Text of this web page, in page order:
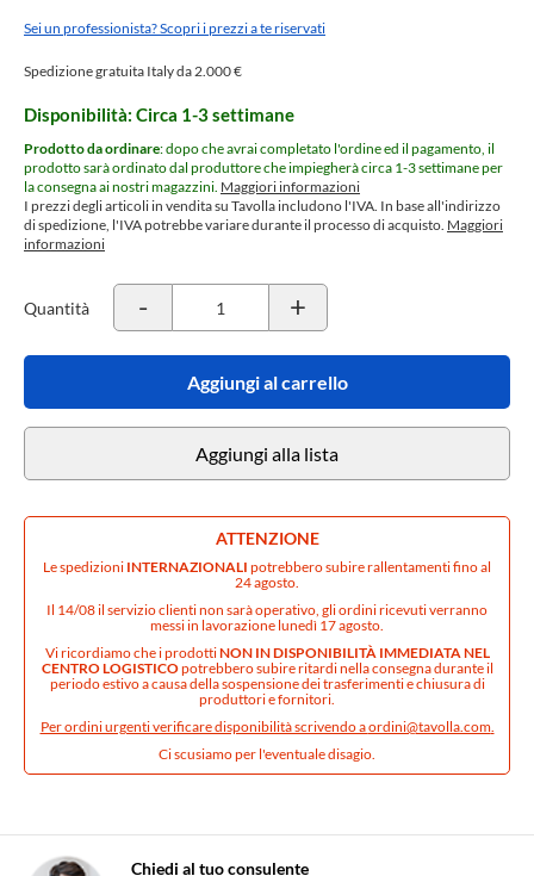
Sei un professionista? Scopri i prezzi a te riservati
Spedizione gratuita Italy da 2.000 €
Disponibilità: Circa 1-3 settimane
Prodotto da ordinare: dopo che avrai completato l'ordine ed il pagamento, il
prodotto sarà ordinato dal produttore che impiegherà circa 1-3 settimane per
la consegna ai nostri magazzini. Maggiori informazioni
I prezzi degli articoli in vendita su Tavolla includono l'IVA. In base all'indirizzo
di spedizione, l'IVA potrebbe variare durante il processo di acquisto. Maggiori
informazioni
Quantità - +
Aggiungi al carrello
Aggiungi alla lista
ATTENZIONE
Le spedizioni INTERNAZIONALI potrebbero subire rallentamenti fino al
24 agosto.
Il 14/08 il servizio clienti non sarà operativo, gli ordini ricevuti verranno
messi in lavorazione lunedì 17 agosto.
Vi ricordiamo che i prodottiNON IN DISPONIBILITÀ IMMEDIATA NEL
CENTRO LOGISTICOpotrebbero subire ritardi nella consegna durante il
periodo estivo a causa della sospensione dei trasferimenti e chiusura di
produttori e fornitori.
Per ordini urgenti verificare disponibilità scrivendo aordini@tavolla.com.
Ci scusiamo per l'eventuale disagio.
Chiedi al tuo consulente